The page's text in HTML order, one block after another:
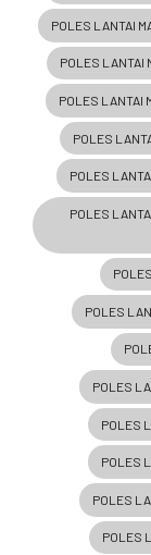
POLES LANTAI
POLES LANTAI
POLES LANTAI
POLES
POLES
POLES
POLES
POLES
POLES
POLES
POLES
POLES